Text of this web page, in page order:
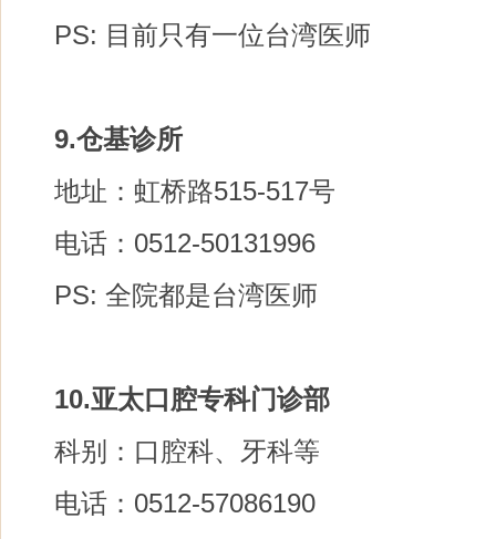
PS: 目前只有一位台湾医师
9.仓基诊所
地址：虹桥路515-517号
电话：0512-50131996
PS: 全院都是台湾医师
10.亚太口腔专科门诊部
科别：口腔科、牙科等
电话：0512-57086190